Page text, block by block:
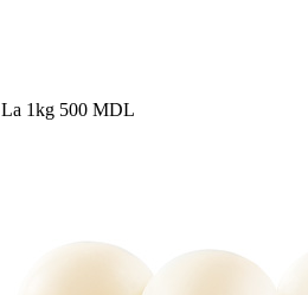
La 1kg 500 MDL